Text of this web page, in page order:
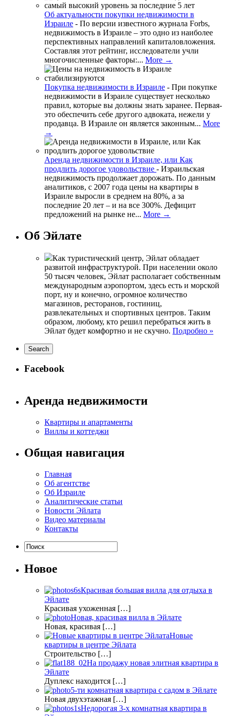
Об актуальности покупки недвижимости в
Израиле - По версии известного журнала Forbs,
недвижимость в Израиле – это одно из наиболее
перспективных направлений капиталовложения.
Составляя этот рейтинг, исследователи учли
многочисленные факторы:... More →
Покупка недвижимости в Израиле - При покупке
недвижимости в Израиле существует несколько
правил, которые вы должны знать заранее. Первая-
это обеспечить себе другого адвоката, нежели у
продавца. В Израиле он является законным... More
→
Аренда недвижимости в Израиле, или Как
продлить дорогое удовольствие - Израильская
недвижимость продолжает дорожать. По данным
аналитиков, с 2007 года цены на квартиры в
Израиле выросли в среднем на 80%, а за
последние 20 лет – и на все 300%. Дефицит
предложений на рынке не... More →
Об Эйлате
Как туристический центр, Эйлат обладает
развитой инфраструктурой. При населении около
50 тысяч человек, Эйлат располагает собственным
международным аэропортом, здесь есть и морской
порт, ну и конечно, огромное количество
магазинов, ресторанов, гостиниц,
развлекательных и спортивных центров. Таким
образом, любому, кто решил перебраться жить в
Эйлат будет комфортно и не скучно. Подробно »
Facebook
Аренда недвижимости
Квартиры и апартаменты
Виллы и коттеджи
Общая навигация
Главная
Об агентстве
Об Израиле
Аналитические статьи
Новости Эйлата
Видео материалы
Контакты
Новое
Красивая большая вилла для отдыха в
Эйлате
Красивая ухоженная […]
Новая, красивая вилла в Эйлате
Новая, красивая […]
Новые
квартиры в центре Эйлата
Строительство […]
На продажу новая элитная квартира в
Эйлате
Дуплекс находится […]
5-ти комнатная квартира с садом в Эйлате
Новая двухэтажная […]
Недорогая 3-х комнатная квартира в